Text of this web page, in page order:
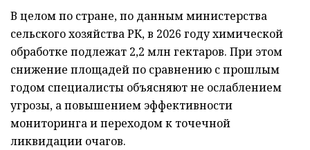
В целом по стране, по данным министерства
сельского хозяйства РК, в 2026 году химической
обработке подлежат 2,2 млн гектаров. При этом
снижение площадей по сравнению с прошлым
годом специалисты объясняют не ослаблением
угрозы, а повышением эффективности
мониторинга и переходом к точечной
ликвидации очагов.